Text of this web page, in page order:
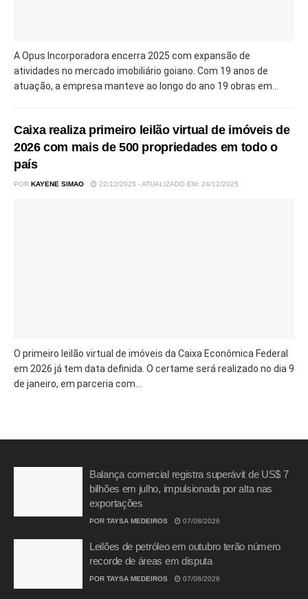
A Opus Incorporadora encerra 2025 com expansão de
atividades no mercado imobiliário goiano. Com 19 anos de
atuação, a empresa manteve ao longo do ano 19 obras em...
Caixa realiza primeiro leilão virtual de imóveis de
2026 com mais de 500 propriedades em todo o
país
POR KAYENE SIMAO 22/12/2025 - ATUALIZADO EM: 24/12/2025
O primeiro leilão virtual de imóveis da Caixa Econômica Federal
em 2026 já tem data definida. O certame será realizado no dia 9
de janeiro, em parceria com...
Balança comercial registra superávit de US$ 7
bilhões em julho, impulsionada por alta nas
exportações
POR TAYSA MEDEIROS 07/08/2026
Leilões de petróleo em outubro terão número
recorde de áreas em disputa
POR TAYSA MEDEIROS 07/08/2026